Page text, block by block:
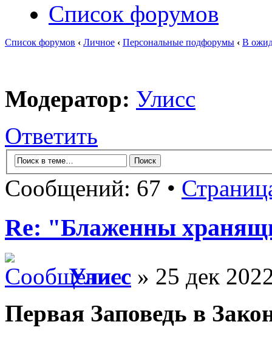
Список форумов
Список форумов ‹ Личное ‹ Персональные подфорумы ‹ В
Модератор: Улисс
Ответить
Сообщений: 67 •
Re: "Блаженны
Улисс » 25 дек
Первая Заповедь в